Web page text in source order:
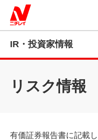
IR・投資家情報
リスク情報
有価証券報告書に記載